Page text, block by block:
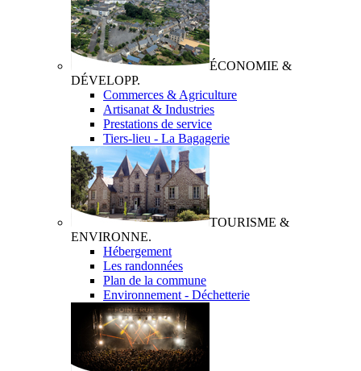
ÉCONOMIE &
DÉVELOPP.
Commerces & Agriculture
Artisanat & Industries
Prestations de service
Tiers-lieu - La Bagagerie
TOURISME &
ENVIRONNE.
Hébergement
Les randonnées
Plan de la commune
Environnement - Déchetterie